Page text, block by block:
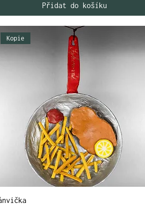
Přidat do košíku
Kopie